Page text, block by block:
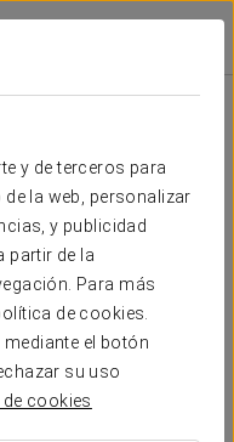
y de terceros para
la web, personalizar
y publicidad
partir de la
Para más
de cookies.
el botón
su uso
cookies
necesitas
108 habitaciones
equipadas y
de los viajeros
de wifi, conexión de
ejecutivo, TV satélite, caja
relajante y combina los
los elementos básicos: